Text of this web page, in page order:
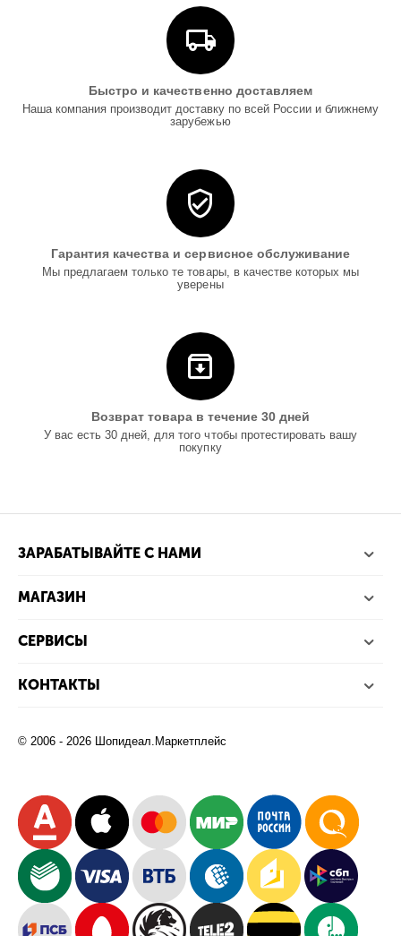
Быстро и качественно доставляем
Наша компания производит доставку по всей России и ближнему
зарубежью
Гарантия качества и сервисное обслуживание
Мы предлагаем только те товары, в качестве которых мы
уверены
Возврат товара в течение 30 дней
У вас есть 30 дней, для того чтобы протестировать вашу
покупку
ЗАРАБАТЫВАЙТЕ С НАМИ
МАГАЗИН
СЕРВИСЫ
КОНТАКТЫ
© 2006 - 2026 Шопидеал.Маркетплейс